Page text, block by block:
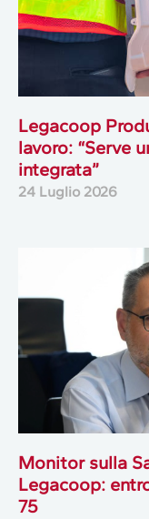
Legacoop
lavoro: “Serve
integrata”
24 Luglio 2026
Monitor sulla
Legacoop:
75